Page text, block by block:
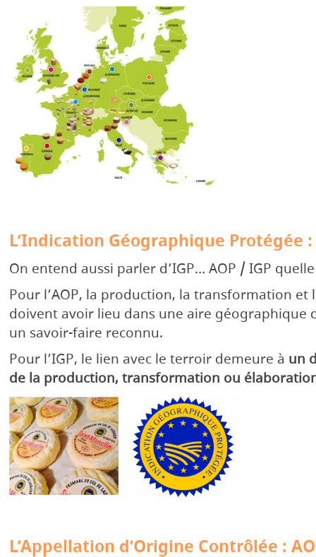
L’Indication Géographique Protégée :
On entend aussi parler d’IGP… AOP / IGP
Pour l’AOP, la production, la transformation et
doivent avoir lieu dans une aire géographique
un savoir-faire reconnu.
Pour l’IGP, le lien avec le terroir demeure à un
de la production, transformation ou
L’Appellation d’Origine Contrôlée :